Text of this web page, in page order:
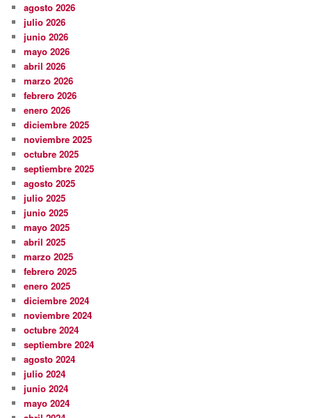
agosto 2026
julio 2026
junio 2026
mayo 2026
abril 2026
marzo 2026
febrero 2026
enero 2026
diciembre 2025
noviembre 2025
octubre 2025
septiembre 2025
agosto 2025
julio 2025
junio 2025
mayo 2025
abril 2025
marzo 2025
febrero 2025
enero 2025
diciembre 2024
noviembre 2024
octubre 2024
septiembre 2024
agosto 2024
julio 2024
junio 2024
mayo 2024